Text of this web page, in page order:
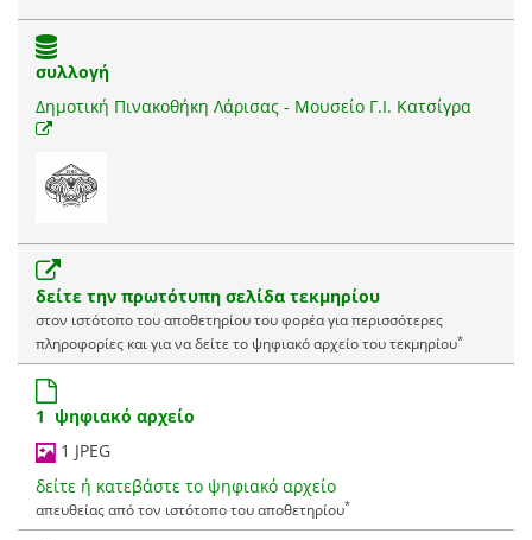
συλλογή
Δημοτική Πινακοθήκη Λάρισας - Μουσείο Γ.Ι. Κατσίγρα
δείτε την πρωτότυπη σελίδα τεκμηρίου
στον ιστότοπο του αποθετηρίου του φορέα για περισσότερες
πληροφορίες και για να δείτε το ψηφιακό αρχείο του τεκμηρίου*
1 ψηφιακό αρχείο
1 JPEG
δείτε ή κατεβάστε το ψηφιακό αρχείο
απευθείας από τον ιστότοπο του αποθετηρίου*